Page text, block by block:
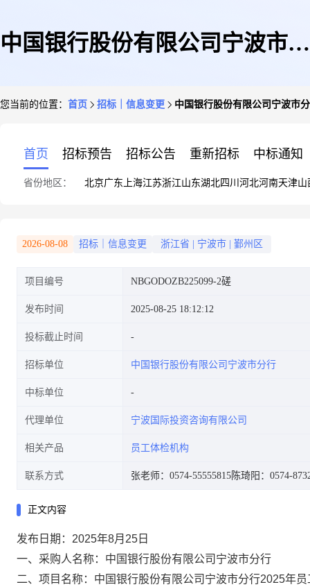
中国银行股份有限公司宁波市分
您当前的位置： 首页 招标｜信息变更 中国银行股份有限公司宁波市
首页 招标预告 招标公告 重新招标 中标通知
省份地区： 北京广东 上海江苏浙江山东湖北四川 河北河南天津山
2026-08-08 招标｜信息变更 浙江省 宁波市 鄞州区
项目编号 NBGODOZB225099-2磋
发布时间 2025-08-25 18:12:12
投标截止时间
招标单位 中国银行股份有限公司宁波市分行
中标单位
代理单位 宁波国际投资咨询有限公司
相关产品 员工体检机构
联系方式 张老师：0574-55555815陈琦阳：0574-
正文内容
发布日期：2025年8月25日
一、采购人名称：中国银行股份有限公司宁波市分行
二、项目名称：中国银行股份有限公司宁波市分行2025年